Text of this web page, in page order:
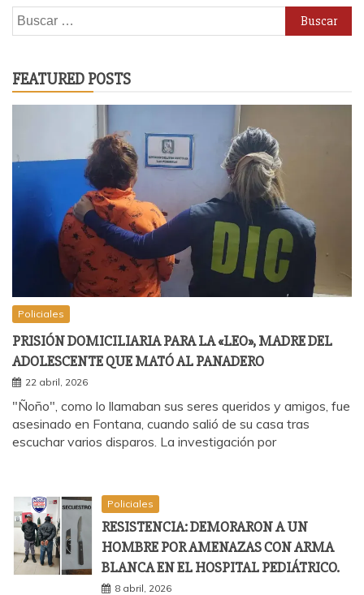
Buscar:
FEATURED POSTS
Policiales
PRISIÓN DOMICILIARIA PARA LA «LEO», MADRE DEL
ADOLESCENTE QUE MATÓ AL PANADERO
22 abril, 2026
"Ñoño", como lo llamaban sus seres queridos y amigos, fue
asesinado en Fontana, cuando salió de su casa tras
escuchar varios disparos. La investigación por
Policiales
RESISTENCIA: DEMORARON A UN
HOMBRE POR AMENAZAS CON ARMA
BLANCA EN EL HOSPITAL PEDIÁTRICO.
8 abril, 2026